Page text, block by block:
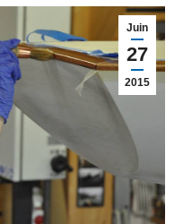
Juin
27
2015